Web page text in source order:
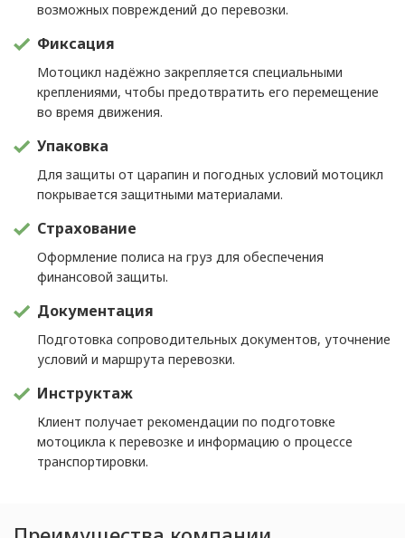
возможных повреждений до перевозки.
Фиксация
Мотоцикл надёжно закрепляется специальными
креплениями, чтобы предотвратить его перемещение
во время движения.
Упаковка
Для защиты от царапин и погодных условий мотоцикл
покрывается защитными материалами.
Страхование
Оформление полиса на груз для обеспечения
финансовой защиты.
Документация
Подготовка сопроводительных документов, уточнение
условий и маршрута перевозки.
Инструктаж
Клиент получает рекомендации по подготовке
мотоцикла к перевозке и информацию о процессе
транспортировки.